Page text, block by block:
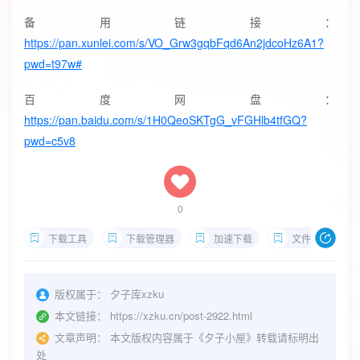
备用链接：
https://pan.xunlei.com/s/VO_Grw3gqbFqd6An2jdcoHz6A1?
pwd=t97w#
百度网盘：
https://pan.baidu.com/s/1H0QeoSKTgG_vFGHlb4tfGQ?
pwd=c5v8
0
下载工具 下载管理器 加速下载 文件下载
版权属于：
夕子库xzku
本文链接：
https://xzku.cn/post-2922.html
文章声明：
本文版权内容属于《夕子小屋》转载请标明出
处